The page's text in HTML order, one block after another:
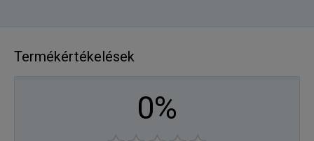
Termékértékelések
0%